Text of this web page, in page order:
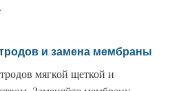
и замена мембраны
мягкой щеткой и